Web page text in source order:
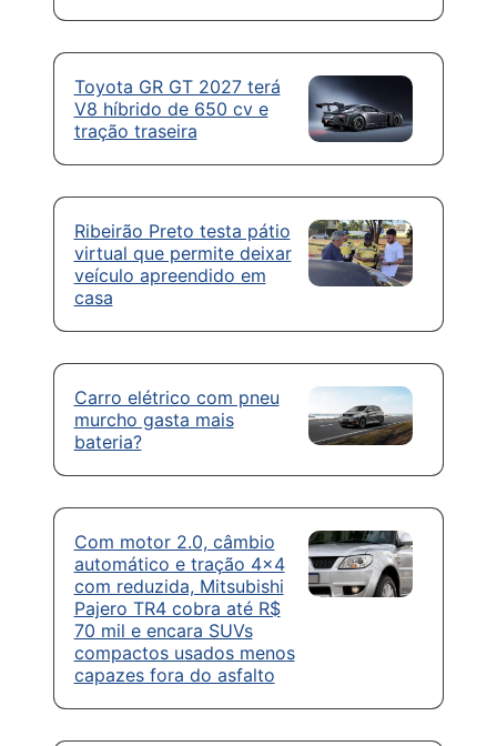
Toyota GR GT 2027 terá
V8 híbrido de 650 cv e
tração traseira
Ribeirão Preto testa pátio
virtual que permite deixar
veículo apreendido em
casa
Carro elétrico com pneu
murcho gasta mais
bateria?
Com motor 2.0, câmbio
automático e tração 4×4
com reduzida, Mitsubishi
Pajero TR4 cobra até R$
70 mil e encara SUVs
compactos usados menos
capazes fora do asfalto